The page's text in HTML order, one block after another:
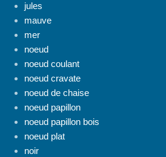
jules
mauve
mer
noeud
noeud coulant
noeud cravate
noeud de chaise
noeud papillon
noeud papillon bois
noeud plat
noir